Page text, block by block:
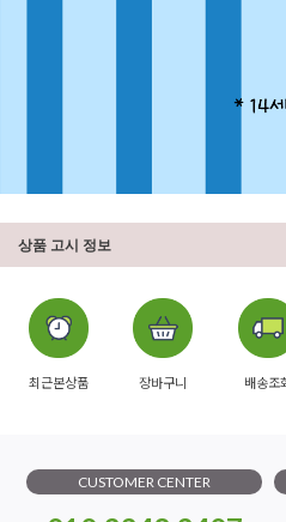
상품 고시 정보
최근본상품 장바구니 배송조
CUSTOMER CENTER